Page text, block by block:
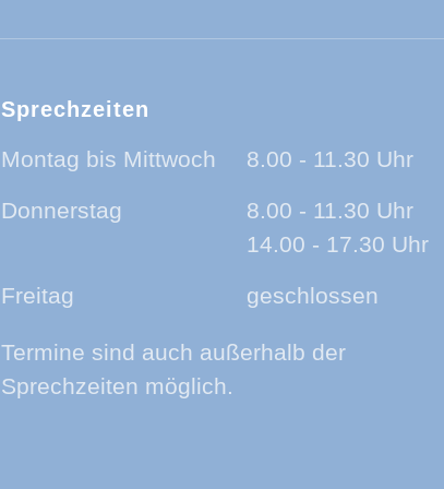
Sprechzeiten
Montag bis Mittwoch 8.00 - 11.30 Uhr
Donnerstag
8.00 - 11.30 Uhr
14.00 - 17.30 Uhr
Freitag geschlossen
Termine sind auch außerhalb der
Sprechzeiten möglich.